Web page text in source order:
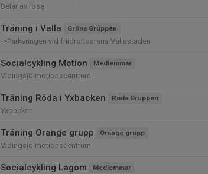
Delar av rosa
Träning i Valla Gröna Gruppen
->Parkeringen vid friidrottsarena Vallastaden
Socialcykling Motion Medlemmar
Vidingsjö motionscentrum
Träning Röda i Yxbacken Röda Gruppen
Yxbacken
Träning Orange grupp Orange grupp
Vidingsjö motionscentrum
Socialcykling Lagom Medlemmar